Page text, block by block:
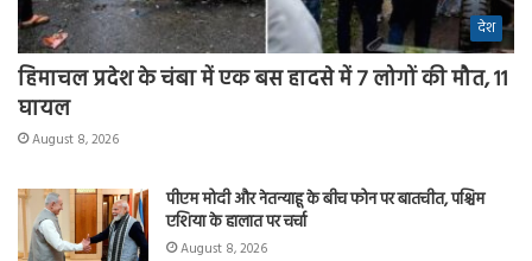
देश
हिमाचल प्रदेश के चंबा में एक बस हादसे में 7 लोगों की मौत, 11
घायल
August 8, 2026
पीएम मोदी और नेतन्याहू के बीच फोन पर बातचीत, पश्चिम
एशिया के हालात पर चर्चा
August 8, 2026